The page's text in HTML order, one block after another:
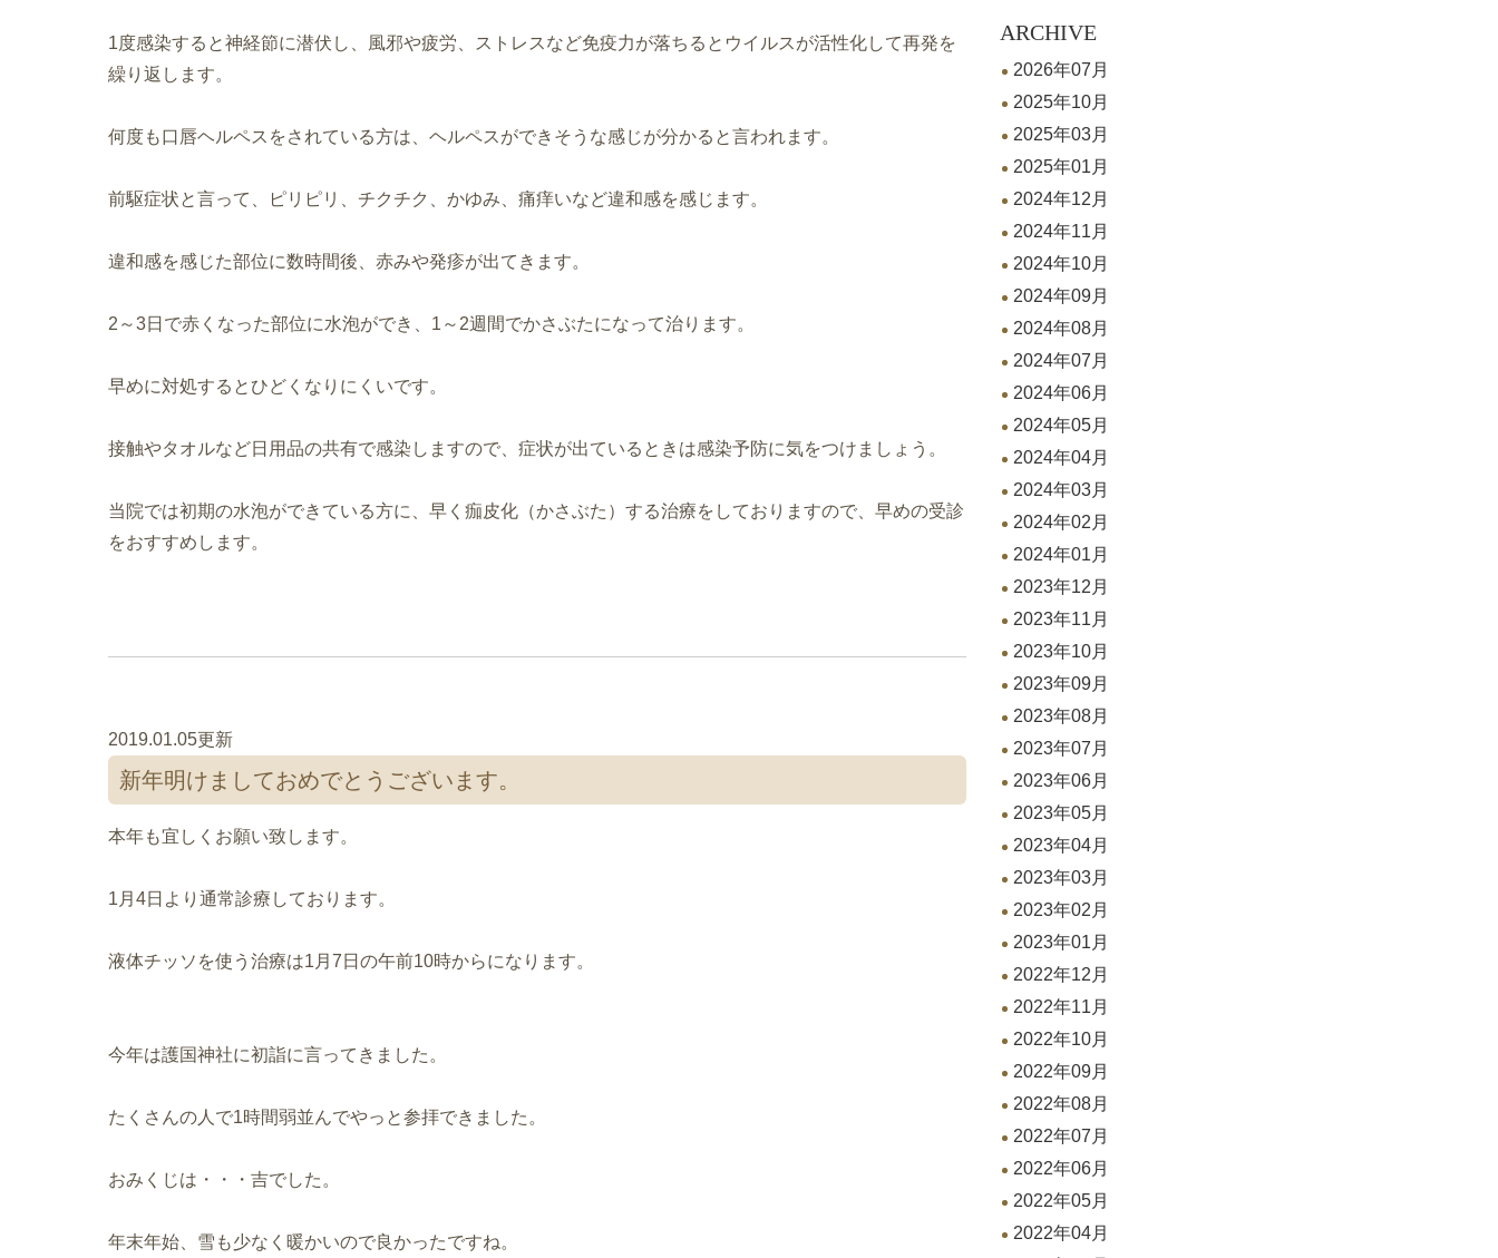
1度感染すると神経節に潜伏し、風邪や疲労、ストレスなど免疫力が落ちるとウイルスが活性化して再発を
繰り返します。
何度も口唇ヘルペスをされている方は、ヘルペスができそうな感じが分かると言われます。
前駆症状と言って、ピリピリ、チクチク、かゆみ、痛痒いなど違和感を感じます。
違和感を感じた部位に数時間後、赤みや発疹が出てきます。
2～3日で赤くなった部位に水泡ができ、1～2週間でかさぶたになって治ります。
早めに対処するとひどくなりにくいです。
接触やタオルなど日用品の共有で感染しますので、症状が出ているときは感染予防に気をつけましょう。
当院では初期の水泡ができている方に、早く痂皮化（かさぶた）する治療をしておりますので、早めの受診
をおすすめします。
2019.01.05更新
新年明けましておめでとうございます。
本年も宜しくお願い致します。
1月4日より通常診療しております。
液体チッソを使う治療は1月7日の午前10時からになります。
今年は護国神社に初詣に言ってきました。
たくさんの人で1時間弱並んでやっと参拝できました。
おみくじは・・・吉でした。
年末年始、雪も少なく暖かいので良かったですね。
ARCHIVE
2026年07月
2025年10月
2025年03月
2025年01月
2024年12月
2024年11月
2024年10月
2024年09月
2024年08月
2024年07月
2024年06月
2024年05月
2024年04月
2024年03月
2024年02月
2024年01月
2023年12月
2023年11月
2023年10月
2023年09月
2023年08月
2023年07月
2023年06月
2023年05月
2023年04月
2023年03月
2023年02月
2023年01月
2022年12月
2022年11月
2022年10月
2022年09月
2022年08月
2022年07月
2022年06月
2022年05月
2022年04月